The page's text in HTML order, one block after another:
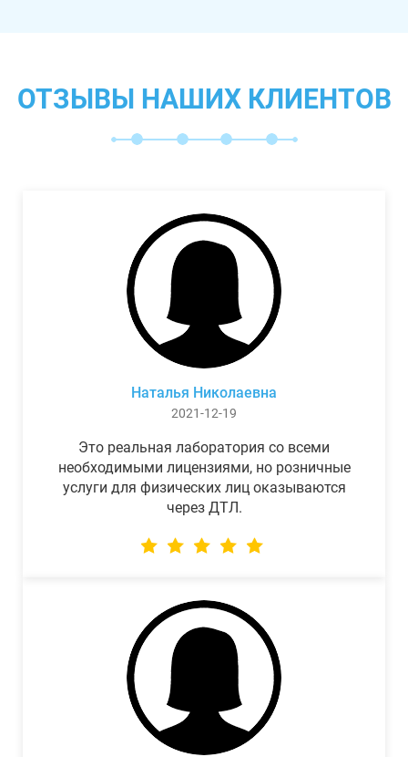
ОТЗЫВЫ НАШИХ КЛИЕНТОВ
Наталья Николаевна
2021-12-19
Это реальная лаборатория со всеми
необходимыми лицензиями, но розничные
услуги для физических лиц оказываются
через ДТЛ.